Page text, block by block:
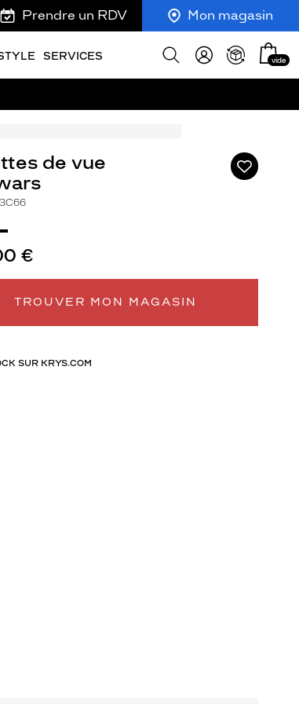
Prendre un RDV Mon magasin
SERVICES
Afficher
Mon
panier
vide
Ajouter
à
de vue
€
TROUVER MON MAGASIN
SUR KRYS.COM